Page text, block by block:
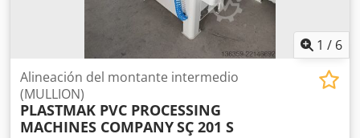
1 / 6
Alineación del montante intermedio
(MULLION)
PLASTMAK PVC PROCESSING
MACHINES COMPANYSÇ 201 S